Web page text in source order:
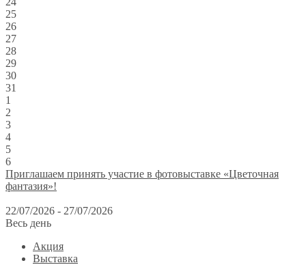
25
26
27
28
29
30
31
1
2
3
4
5
6
Приглашаем принять участие в фотовыставке «Цветочная
фантазия»!
22/07/2026 - 27/07/2026
Весь день
Акция
Выставка